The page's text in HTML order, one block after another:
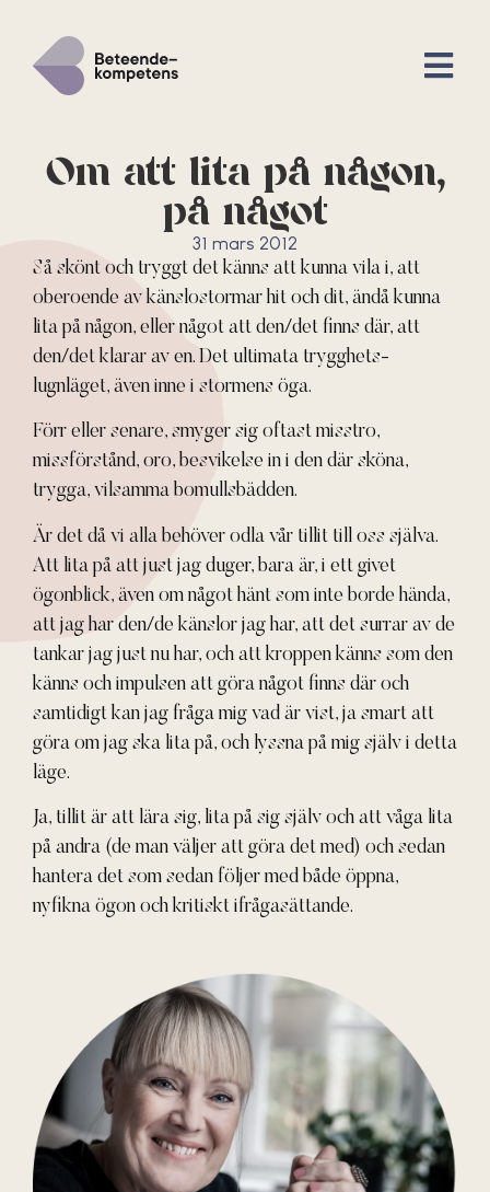
Om att lita på någon,
på något
31 mars 2012
Så skönt och tryggt det känns att kunna vila i, att
oberoende av känslostormar hit och dit, ändå kunna
lita på någon, eller något att den/det finns där, att
den/det klarar av en. Det ultimata trygghets-
lugnläget, även inne i stormens öga.
Förr eller senare, smyger sig oftast misstro,
missförstånd, oro, besvikelse in i den där sköna,
trygga, vilsamma bomullsbädden.
Är det då vi alla behöver odla vår tillit till oss själva.
Att lita på att just jag duger, bara är, i ett givet
ögonblick, även om något hänt som inte borde hända,
att jag har den/de känslor jag har, att det surrar av de
tankar jag just nu har, och att kroppen känns som den
känns och impulsen att göra något finns där och
samtidigt kan jag fråga mig vad är vist, ja smart att
göra om jag ska lita på, och lyssna på mig själv i detta
läge.
Ja, tillit är att lära sig, lita på sig själv och att våga lita
på andra (de man väljer att göra det med) och sedan
hantera det som sedan följer med både öppna,
nyfikna ögon och kritiskt ifrågasättande.